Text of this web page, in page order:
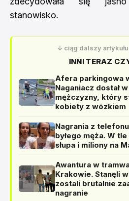
stanowisko.
↓ ciąg dalszy
INNI TERAZ
Afera parkingowa
Naganiacz dostał
mężczyzny, który
kobiety z wózkiem
Nagrania z
byłego męża. W
słupa i miliony na
Awantura w
Krakowie. Stanęli
zostali brutalnie
nagranie